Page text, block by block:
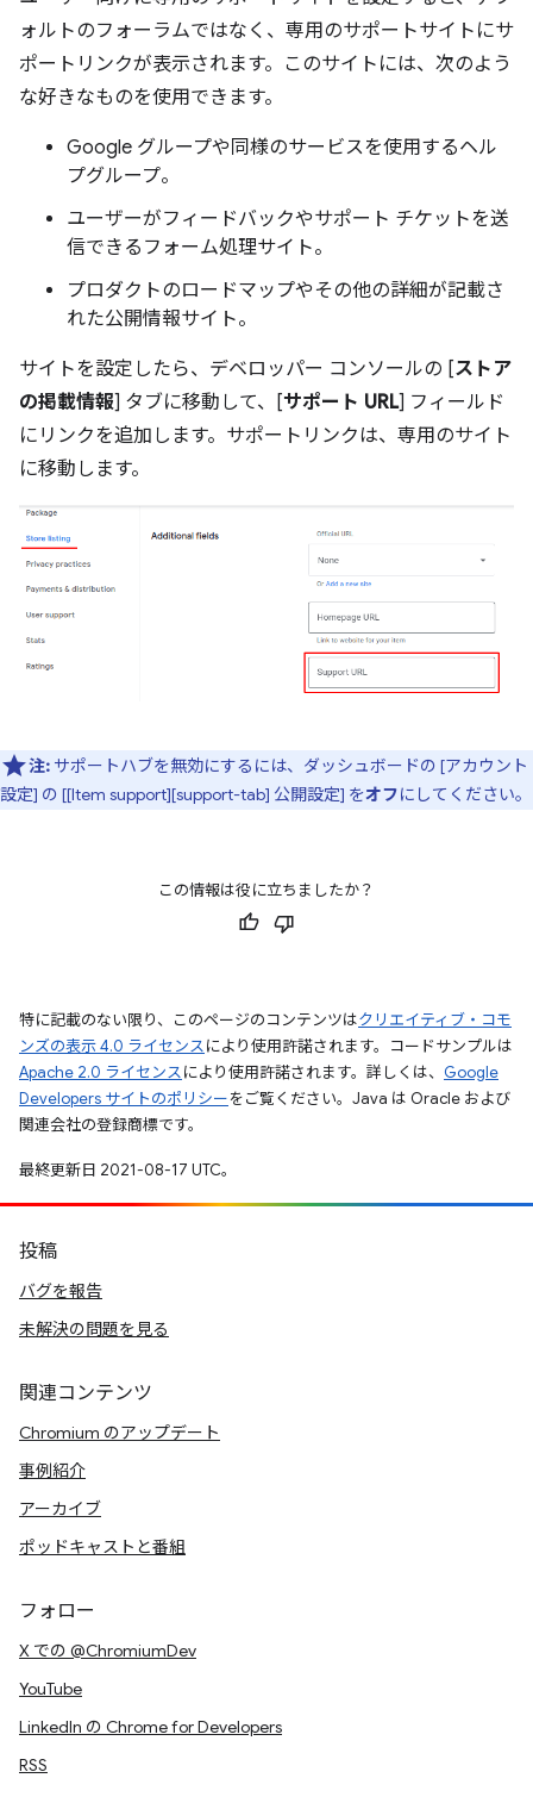
ォルトのフォーラムではなく、専用のサポートサイトにサ
ポートリンクが表示されます。このサイトには、次のよう
な好きなものを使用できます。
Google グループや同様のサービスを使用するヘル
プグループ。
ユーザーがフィードバックやサポート チケットを送
信できるフォーム処理サイト。
プロダクトのロードマップやその他の詳細が記載さ
れた公開情報サイト。
サイトを設定したら、デベロッパー コンソールの [ストア
の掲載情報] タブに移動して、[サポート URL] フィールド
にリンクを追加します。サポートリンクは、専用のサイト
に移動します。
注: サポートハブを無効にするには、ダッシュボードの [アカウント
設定] の [[Item support][support-tab] 公開設定] をオフにしてください。
この情報は役に立ちましたか？
特に記載のない限り、このページのコンテンツはクリエイティブ・コモ
ンズの表示 4.0 ライセンスにより使用許諾されます。コードサンプルは
Apache 2.0 ライセンスにより使用許諾されます。詳しくは、 Google
Developers サイトのポリシーをご覧ください。Java は Oracle および
関連会社の登録商標です。
最終更新日 2021-08-17 UTC。
投稿
バグを報告
未解決の問題を見る
関連コンテンツ
Chromium のアップデート
事例紹介
アーカイブ
ポッドキャストと番組
フォロー
X での @ChromiumDev
YouTube
LinkedIn の Chrome for Developers
RSS